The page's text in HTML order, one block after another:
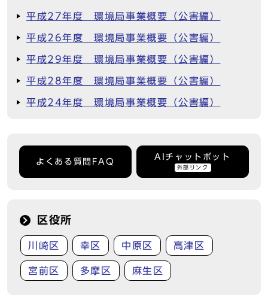
平成27年度 環境局事業概要（公害編）
平成26年度 環境局事業概要（公害編）
平成29年度 環境局事業概要（公害編）
平成28年度 環境局事業概要（公害編）
平成24年度 環境局事業概要（公害編）
よくある質問FAQ
AIチャットボット
外部リンク
区役所
川崎区 幸区 中原区 高津区
宮前区 多摩区 麻生区